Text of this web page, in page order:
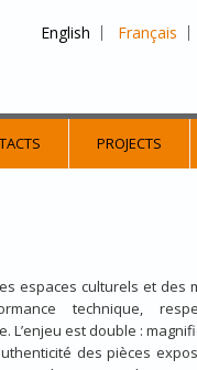
English Français
PROJECTS
espaces culturels et des
technique,
L’enjeu est double :
des pièces